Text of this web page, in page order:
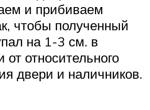
и прибиваем
чтобы полученный
на 1-3 см. в
от относительного
двери и наличников.